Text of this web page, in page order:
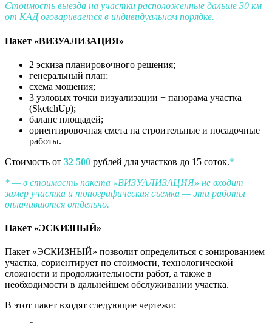
Стоимость выезда на участки расположенные дальше 30 км
от КАД оговаривается в индивидуальном порядке.
Пакет «ВИЗУАЛИЗАЦИЯ»
2 эскиза планировочного решения;
генеральный план;
схема мощения;
3 узловых точки визуализации + панорама участка
(SketchUp);
баланс площадей;
ориентировочная смета на строительные и посадочные
работы.
Стоимость от 32 500 рублей для участков до 15 соток.*
* — в стоимость пакета «ВИЗУАЛИЗАЦИЯ» не входит
замер участка и топографическая съемка — эти работы
оплачиваются отдельно.
Пакет «ЭСКИЗНЫЙ»
Пакет «ЭСКИЗНЫЙ» позволит определиться с зонированием
участка, сориентирует по стоимости, технологической
сложности и продолжительности работ, а также в
необходимости в дальнейшем обслуживании участка.
В этот пакет входят следующие чертежи: